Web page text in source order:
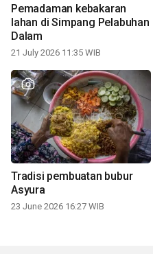
Pemadaman kebakaran
lahan di Simpang Pelabuhan
Dalam
21 July 2026 11:35 WIB
Tradisi pembuatan bubur
Asyura
23 June 2026 16:27 WIB